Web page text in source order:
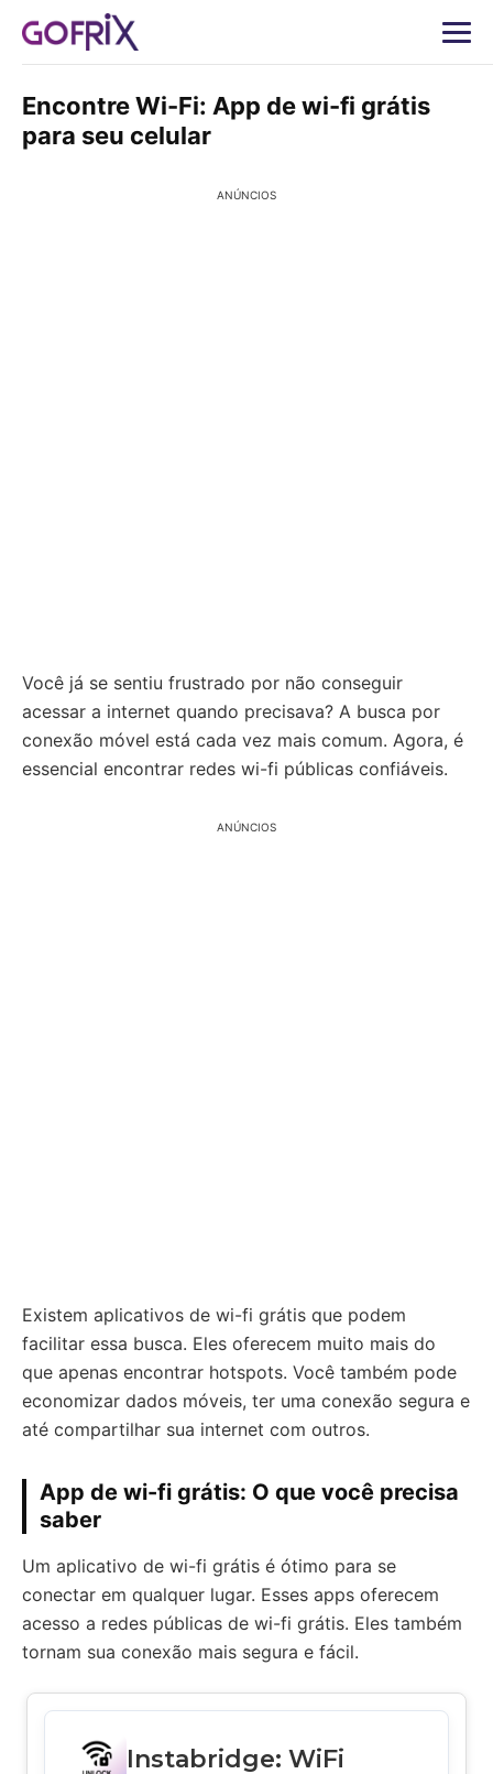
Encontre Wi-Fi: App de wi-fi grátis
para seu celular
ANÚNCIOS
Você já se sentiu frustrado por não conseguir
acessar a internet quando precisava? A busca por
conexão móvel está cada vez mais comum. Agora, é
essencial encontrar redes wi-fi públicas confiáveis.
ANÚNCIOS
Existem aplicativos de wi-fi grátis que podem
facilitar essa busca. Eles oferecem muito mais do
que apenas encontrar hotspots. Você também pode
economizar dados móveis, ter uma conexão segura e
até compartilhar sua internet com outros.
App de wi-fi grátis: O que você precisa
saber
Um aplicativo de wi-fi grátis é ótimo para se
conectar em qualquer lugar. Esses apps oferecem
acesso a redes públicas de wi-fi grátis. Eles também
tornam sua conexão mais segura e fácil.
Instabridge: WiFi